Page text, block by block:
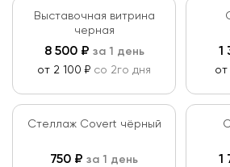
Выставочная витрина
черная
8 500₽ за 1 день
от 2 100 ₽ со 2го дня
1
от
Стеллаж Covert чёрный
750 ₽ за 1 день
1